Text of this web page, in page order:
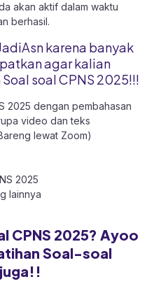
akan aktif dalam waktu
berhasil.
karena banyak
agar kalian
Soal soal CPNS 2025!!!
2025 dengan pembahasan
video dan teks
lewat Zoom)
2025
lainnya
CPNS 2025? Ayoo
Soal-soal